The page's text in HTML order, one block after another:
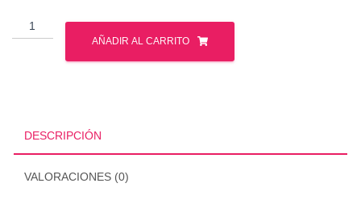
Venta
Proviron
AÑADIR AL CARRITO
DESCRIPCIÓN
VALORACIONES (0)